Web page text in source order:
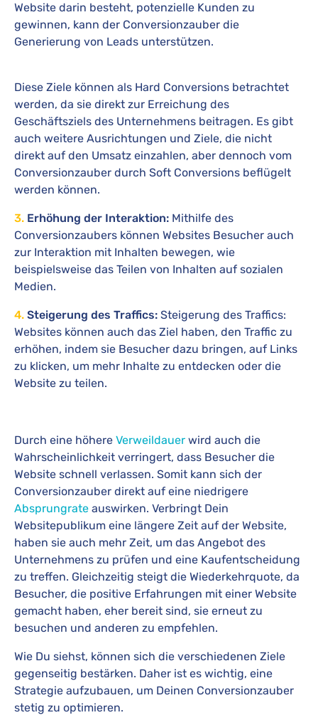
Website darin besteht, potenzielle Kunden zu
gewinnen, kann der Conversionzauber die
Generierung von Leads unterstützen.
Diese Ziele können als Hard Conversions betrachtet
werden, da sie direkt zur Erreichung des
Geschäftsziels des Unternehmens beitragen. Es gibt
auch weitere Ausrichtungen und Ziele, die nicht
direkt auf den Umsatz einzahlen, aber dennoch vom
Conversionzauber durch Soft Conversions beflügelt
werden können.
3. Erhöhung der Interaktion: Mithilfe des
Conversionzaubers können Websites Besucher auch
zur Interaktion mit Inhalten bewegen, wie
beispielsweise das Teilen von Inhalten auf sozialen
Medien.
4. Steigerung des Traffics: Steigerung des Traffics:
Websites können auch das Ziel haben, den Traffic zu
erhöhen, indem sie Besucher dazu bringen, auf Links
zu klicken, um mehr Inhalte zu entdecken oder die
Website zu teilen.
Durch eine höhere Verweildauer wird auch die
Wahrscheinlichkeit verringert, dass Besucher die
Website schnell verlassen. Somit kann sich der
Conversionzauber direkt auf eine niedrigere
Absprungrate auswirken. Verbringt Dein
Websitepublikum eine längere Zeit auf der Website,
haben sie auch mehr Zeit, um das Angebot des
Unternehmens zu prüfen und eine Kaufentscheidung
zu treffen. Gleichzeitig steigt die Wiederkehrquote, da
Besucher, die positive Erfahrungen mit einer Website
gemacht haben, eher bereit sind, sie erneut zu
besuchen und anderen zu empfehlen.
Wie Du siehst, können sich die verschiedenen Ziele
gegenseitig bestärken. Daher ist es wichtig, eine
Strategie aufzubauen, um Deinen Conversionzauber
stetig zu optimieren.